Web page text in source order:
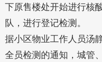
下原售楼处开始进行核
队，进行登记检测。
据小区物业工作人员汤
全员检测的通知，城管